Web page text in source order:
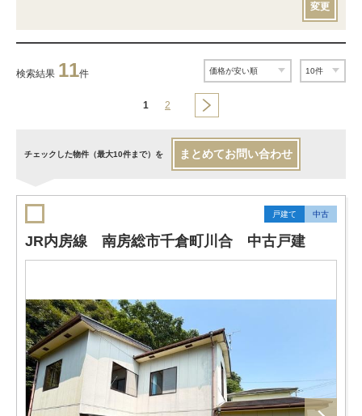
変更
検索結果 11件
1 2
チェックした物件（最大10件まで）を まとめてお問い合わせ
戸建て 中古
JR内房線 南房総市千倉町川合 中古戸建